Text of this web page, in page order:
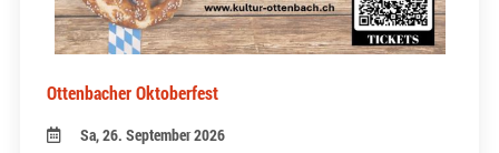
Ottenbacher Oktoberfest
Sa, 26. September 2026